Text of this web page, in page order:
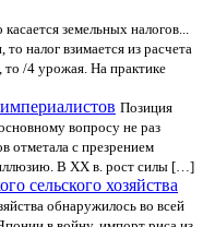
касается земельных налогов...
налог взимается из расчета
то /4 урожая. На практике
Позиция
вопросу не раз
отметала с презрением
В XX в. рост силы […]
сельского хозяйства
обнаружилось во всей